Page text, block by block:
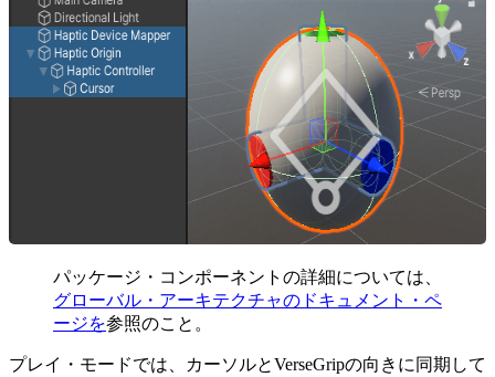
パッケージ・コンポーネントの詳細については、
グローバル・アーキテクチャのドキュメント・ペ
ージを参照のこと。
プレイ・モードでは、カーソルとVerseGripの向きに同期して